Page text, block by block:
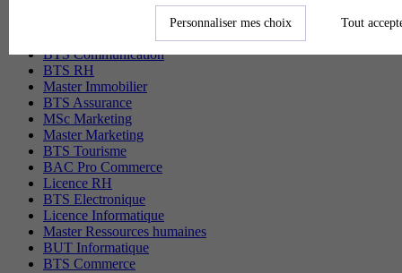
Master Management
BTS Communication
BTS RH
Master Immobilier
BTS Assurance
MSc Marketing
Master Marketing
BTS Tourisme
BAC Pro Commerce
Licence RH
BTS Electronique
Licence Informatique
Master Ressources humaines
BUT Informatique
BTS Commerce
Personnaliser mes choix Tout